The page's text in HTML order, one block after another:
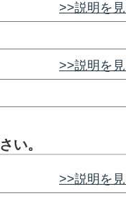
>>説明を
>>説明を
い。
>>説明を